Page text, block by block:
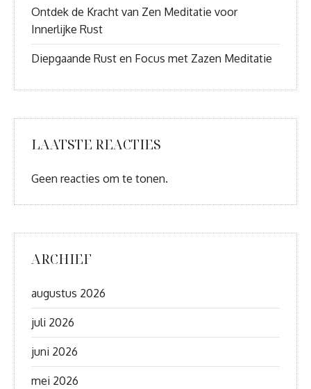
Ontdek de Kracht van Zen Meditatie voor
Innerlijke Rust
Diepgaande Rust en Focus met Zazen Meditatie
LAATSTE REACTIES
Geen reacties om te tonen.
ARCHIEF
augustus 2026
juli 2026
juni 2026
mei 2026